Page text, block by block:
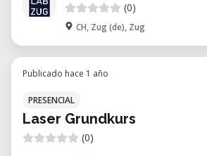
(0)
CH, Zug (de), Zug
Publicado hace 1 año
PRESENCIAL
Laser Grundkurs
(0)